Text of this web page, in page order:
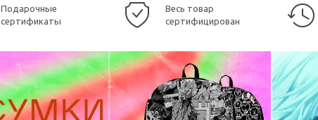
Подарочные
сертификаты
Весь товар
сертифицирован